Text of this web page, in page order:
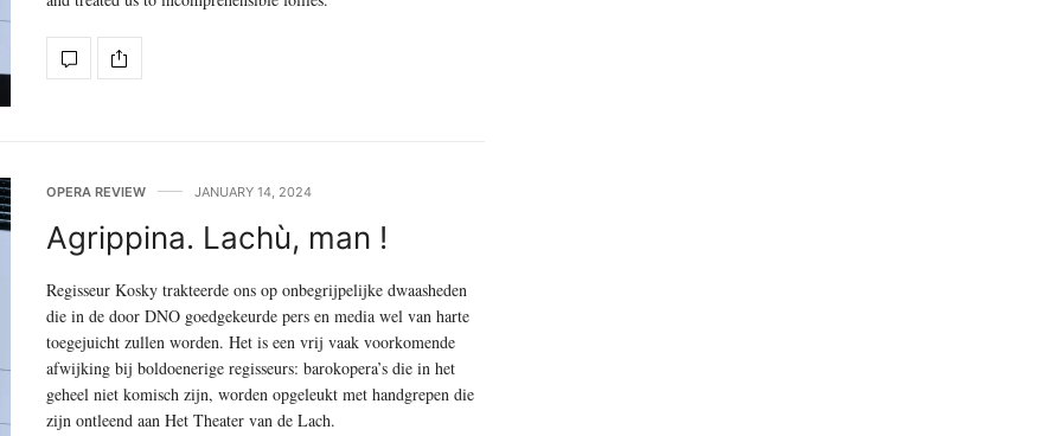
OPERA REVIEW JANUARY 14, 2024
Agrippina. Lachù, man !
Regisseur Kosky trakteerde ons op onbegrijpelijke dwaasheden
die in de door DNO goedgekeurde pers en media wel van harte
toegejuicht zullen worden. Het is een vrij vaak voorkomende
afwijking bij boldoenerige regisseurs: barokopera’s die in het
geheel niet komisch zijn, worden opgeleukt met handgrepen die
zijn ontleend aan Het Theater van de Lach.